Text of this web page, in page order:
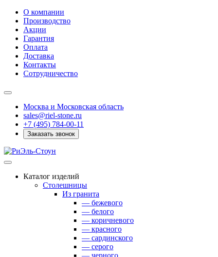
О компании
Производство
Акции
Гарантия
Оплата
Доставка
Контакты
Сотрудничество
Москва и Московская область
sales@riel-stone.ru
+7 (495) 784-00-11
Заказать звонок
Каталог изделий
Столешницы
Из гранита
— бежевого
— белого
— коричневого
— красного
— сардинского
— серого
— черного